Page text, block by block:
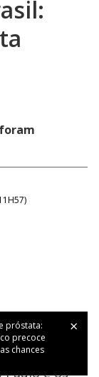
)
próstata:
precoce
chances
maluca de
é uma
Paulo e os